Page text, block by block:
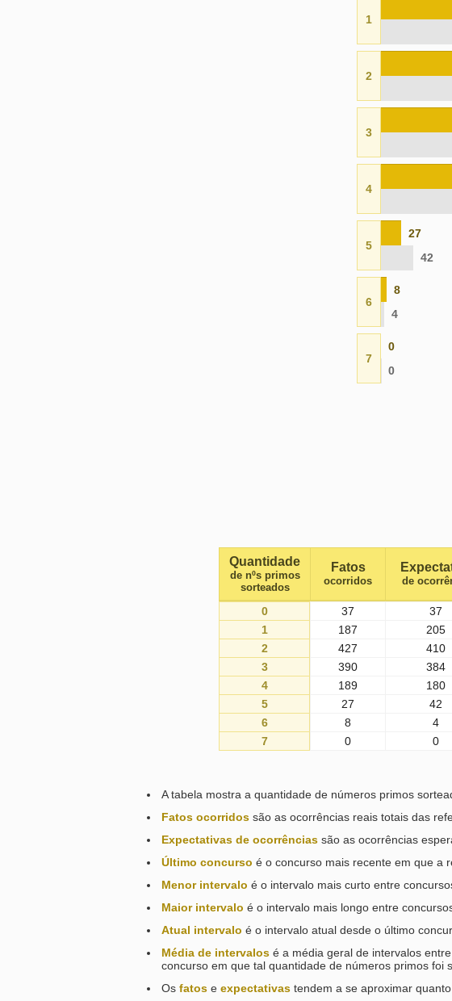
1
2
3
4
5
27
42
6
8
4
7
0
0
Quantidade
de nºs primos
sorteados
Fatos
ocorridos de
0 37 37
1
187 205
2
427 410
3
390 384
4
189 180
5
27 42
6
8 4
7
0 0
A tabela mostra a quantidade de números primos
Fatos ocorridos são as ocorrências reais totais das
Expectativas de ocorrências são as ocorrências
Último concurso é o concurso mais recente em que a
Menor intervalo é o intervalo mais curto entre
Maior intervalo é o intervalo mais longo entre
Atual intervalo é o intervalo atual desde o último
Média de intervalos é a média geral de intervalos
concurso em que tal quantidade de números primos foi
Os fatos e expectativas tendem a se aproximar